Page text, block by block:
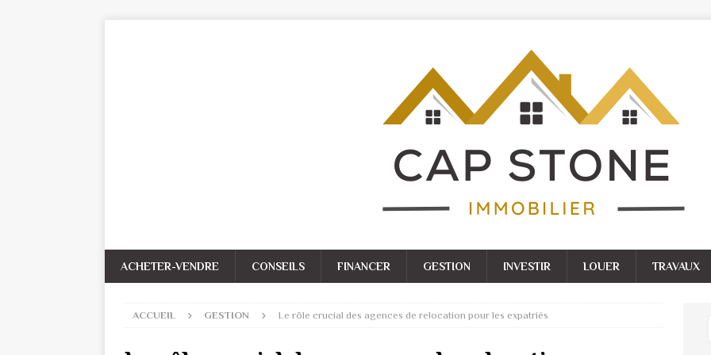
ACHETER-VENDRE CONSEILS FINANCER GESTION INVESTIR LOUER TRAVAUX
ACCUEIL GESTION Le rôle crucial des agences de relocation pour les expatriés